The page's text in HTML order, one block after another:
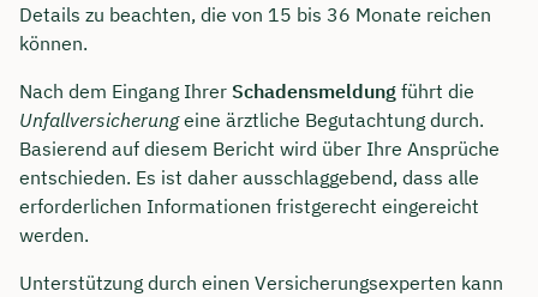
Details zu beachten, die von 15 bis 36 Monate reichen
können.
Nach dem Eingang Ihrer Schadensmeldung führt die
Unfallversicherungeine ärztliche Begutachtung durch.
Basierend auf diesem Bericht wird über Ihre Ansprüche
entschieden. Es ist daher ausschlaggebend, dass alle
erforderlichen Informationen fristgerecht eingereicht
werden.
Unterstützung durch einen Versicherungsexperten kann